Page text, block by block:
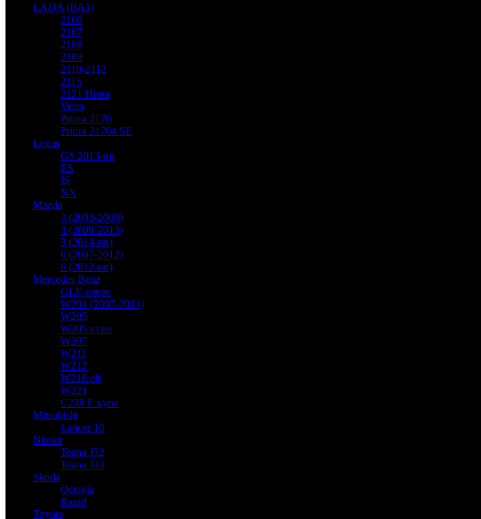
LADA (ВАЗ)
2106
2107
2108
2109
2110-2112
2115
2121 Нива
Vesta
Priora 2170
Priora 21704 SE
Lexus
GS 2013-нв
ES
IS
NX
Mazda
3 (2003-2008)
3 (2009-2013)
3 (2014-нв)
6 (2007-2012)
6 (2012-нв)
Mercedes Benz
GLE coupe
W204 (2007-2014)
W205
W205 купе
W207
W211
W212
W218 cls
W221
C238 E купе
Mitsubishi
Lancer 10
Nissan
Teana J32
Teana J33
Skoda
Octavia
Rapid
Toyota